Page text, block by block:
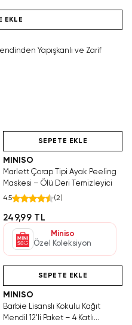
EKLE
Yapışkanlı ve Zarif
SEPETE EKLE
MINISO
Marlett Çorap Tipi Ayak Peeling
Maskesi – Ölü Deri Temizleyici
4.5 (2)
249,99 TL
Miniso
Özel Koleksiyon
SEPETE EKLE
MINISO
Barbie Lisanslı Kokulu Kağıt
Mendil 12'li Paket – 4 Katlı